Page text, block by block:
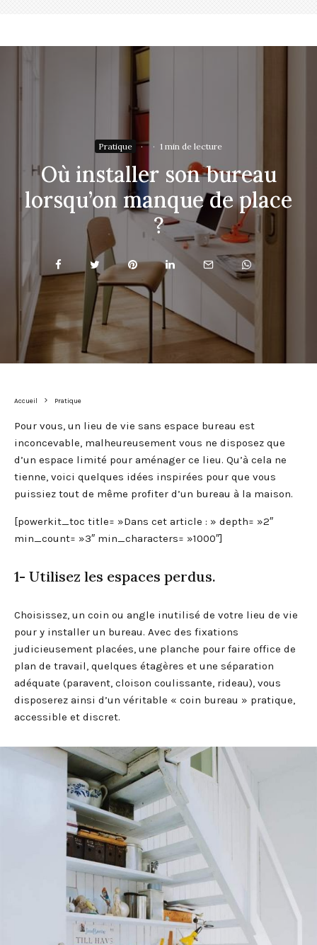
Pratique · · 1 min de lecture
Où installer son bureau
lorsqu’on manque de place
?
Accueil Pratique
Pour vous, un lieu de vie sans espace bureau est
inconcevable, malheureusement vous ne disposez que
d’un espace limité pour aménager ce lieu. Qu’à cela ne
tienne, voici quelques idées inspirées pour que vous
puissiez tout de même profiter d’un bureau à la maison.
[powerkit_toc title= »Dans cet article : » depth= »2″
min_count= »3″ min_characters= »1000″]
1- Utilisez les espaces perdus.
Choisissez, un coin ou angle inutilisé de votre lieu de vie
pour y installer un bureau. Avec des fixations
judicieusement placées, une planche pour faire office de
plan de travail, quelques étagères et une séparation
adéquate (paravent, cloison coulissante, rideau), vous
disposerez ainsi d’un véritable « coin bureau » pratique,
accessible et discret.